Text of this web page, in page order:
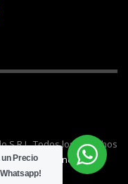
S.R.L. Todos los derechos
por
cónclave.
un Precio